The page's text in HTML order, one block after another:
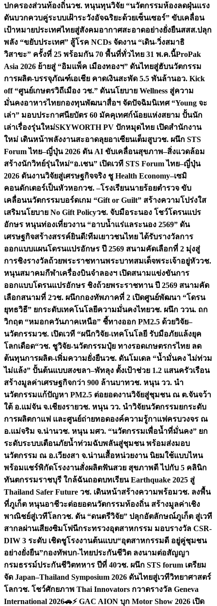
ปกครองส่วนท้องถิ่นวช. หนุนทุนวิจัย “นวัตกรรมห้องลดฝุ่นแรง
ดันบวกควบคู่ระบบเฝ้าระวังอัจฉริยะด้วยเซ็นเซอร์” ขับเคลื่อน
เป้าหมายประเทศไทยสู่สังคมอากาศสะอาดอย่างยั่งยืนสสส.ปลุก
พลัง “ขยับประเทศ” สู้โรค NCDs จัดงาน “เดิน-วิ่งสมาธิ
วิสาขะ” ครั้งที่ 25 พร้อมกัน 70 พื้นที่ทั่วไทย 31 พ.ค.นี้ProPak
Asia 2026 ย้ายสู่ “อิมแพ็ค เมืองทองฯ” ดันไทยสู่ฮับนวัตกรรม
การผลิต-บรรจุภัณฑ์เอเชีย คาดเงินสะพัด 5.5 พันล้านอว. Kick
off “ศูนย์เกษตรวิถีเมือง วช.” ดันนโยบาย Wellness สู่ความ
มั่นคงอาหารไทยกองทุนพัฒนาสื่อฯ จัดปัจฉิมนิเทศ “Young จะ
เล่า” มอบประกาศนียบัตร 60 มัคคุเทศก์น้อยแห่งสยาม ปั้นนัก
เล่าเรื่องรุ่นใหม่SKYWORTH PV ปักหมุดไทย เปิดสำนักงาน
ใหม่ เดินหน้าพลังงานสะอาดลุยอาเซียนเต็มสูบวช. ผนึก STS
Forum ไทย–ญี่ปุ่น 2026 ดัน AI ขับเคลื่อนสุขภาพ–สิ่งแวดล้อม
สร้างนักวิทย์รุ่นใหม่“อ.เชน” เปิดเวที STS Forum ไทย–ญี่ปุ่น
2026 ดันงานวิจัยสู่เศรษฐกิจจริง ชู Health Economy–เซมิ
คอนดักเตอร์เป็นหัวหอกวช. –โรงเรียนนายร้อยตำรวจ ขับ
เคลื่อนนวัตกรรมบอร์ดเกม “Gift or Guilt” สร้างความโปร่งใส
เสริมนโยบาย No Gift Policyวช. จับมือระนอง โชว์โดรนแปร
อักษร หนุนท่องเที่ยวงาน “อาบน้ำแร่แลระนอง 2569” ดัน
เศรษฐกิจสร้างสรรค์ยินดี!ทีมเยาวชนไทย ได้รับรางวัลการ
ออกแบบแผนโดรนแปรอักษร ปี 2569 สนามคัดเลือกที่ 2 มุ่งสู่
การชิงรางวัลถ้วยพระราชทานพระบาทสมเด็จพระเจ้าอยู่หัววช.
หนุนสมาคมกีฬาเครื่องบินจำลองฯ เปิดสนามแข่งขันการ
ออกแบบโดรนแปรอักษร ชิงถ้วยพระราชทาน ปี 2569 สนามคัด
เลือกสนามที่ 2วช. ผนึกกองทัพภาคที่ 2 เปิดศูนย์พัฒนา “โดรน
ยุทธวิธี” ยกระดับเทคโนโลยีความมั่นคงไทยวช. ผนึก ววน. ถก
วิกฤต “หมอกควันภาคเหนือ” ชี้ทางออก PM2.5 ด้วยวิจัย–
นวัตกรรมวช. เปิดเวที “ผนึกวิจัย-เทคโนโลยี รับมือภัยแล้งยุค
โลกเดือด“วช. ชูวิจัย-นวัตกรรมปุ๋ย ทางรอดเกษตรกรไทย ลด
ต้นทุนการผลิต-เพิ่มความยั่งยืนวช. ดันโมเดล “น้ำมั่นคง ไม่ท่วม
ไม่แล้ง” ปั้นต้นแบบสงขลา–พัทลุง ตั้งเป้าช่วย 1.2 แสนครัวเรือน
สร้างมูลค่าเศรษฐกิจกว่า 900 ล้านบาทวช. หนุน วว. นำ
นวัตกรรมแก้ปัญหา PM2.5 ต่อยอดงานวิจัยสู่ชุมชน ณ ต.จันจว้า
ใต้ อ.แม่จัน จ.เชียงรายวช. หนุน วว. นำวิจัยนวัตกรรมยกระดับ
การผลิตกาแฟ และศูนย์ถ่ายทอดองค์ความรู้กาแฟครบวงจร ณ
อ.แม่จริม จ.น่านวช. หนุน มศว. “นวัตกรรมเพื่อน้ำที่มั่นคง” ยก
ระดับระบบเตือนภัยน้ำท่วมฉับพลันสู่ชุมชน พร้อมส่งมอบ
นวัตกรรม ณ อ.เวียงสา จ.น่านเสื้อหน่วยงาน นิยมใช้แบบไหน
พร้อมแชร์พิกัดโรงงานสั่งผลิตฟันสวย สุขภาพดี ไปกับ 5 คลินิก
ทันตกรรมราชบุรี ใกล้ฉันถอดบทเรียน Earthquake 2025 สู่
Thailand Safer Future วช. เดินหน้าสร้างความพร้อมวช. ลงพื้น
ที่ภูเก็ต หนุนอาชีวะต่อยอดนวัตกรรมท้องถิ่น สร้างมูลค่าเชิง
พาณิชย์สู่เวทีโลกวช. ดัน “ดนตรีวิจัย” ปลุกอัตลักษณ์ภูเก็ต สู่เวที
สากลผ่านเสียงซิมโฟนีกระทรวงอุตสาหกรรม มอบรางวัล CSR-
DIW 3 ระดับ เชิดชูโรงงานต้นแบบ“อุตสาหกรรมดี อยู่คู่ชุมชน
อย่างยั่งยืน”กองทัพบก-ไทยประกันชีวิต ลงนามต่อสัญญา
กรมธรรม์ประกันชีวิตทหาร ปีที่ 40วช. ผนึก STS forum เตรียม
จัด Japan–Thailand Symposium 2026 ดันไทยสู่เวทีวิทยาศาสตร์
โลกวช. โชว์ศักยภาพ Thai Innovators กวาดรางวัล Geneva
International 2026🚗⚡️ GAC AION บุก Motor Show 2026 เปิด